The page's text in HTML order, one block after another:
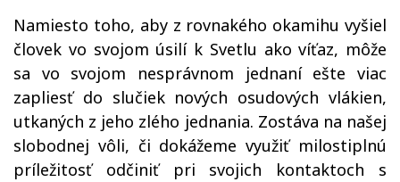
Namiesto toho, aby z rovnakého okamihu vyšiel
človek vo svojom úsilí k Svetlu ako víťaz, môže
sa vo svojom nesprávnom jednaní ešte viac
zapliesť do slučiek nových osudových vlákien,
utkaných z jeho zlého jednania. Zostáva na našej
slobodnej vôli, či dokážeme využiť milostiplnú
príležitosť odčiniť pri svojich kontaktoch s